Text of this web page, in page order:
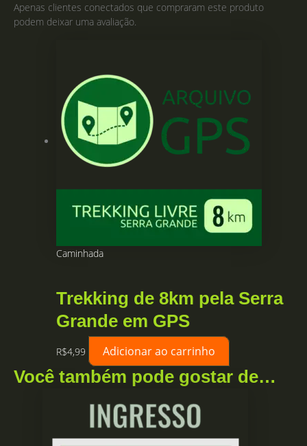
Apenas clientes conectados que compraram este produto
podem deixar uma avaliação.
Caminhada
Trekking de 8km pela Serra
Grande em GPS
R$4,99 Adicionar ao carrinho
Você também pode gostar de…